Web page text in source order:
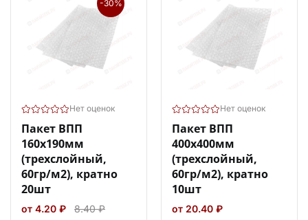
-30%
Нет оценок
Пакет ВПП
160х190мм
(трехслойный,
60гр/м2), кратно
20шт
от 4.20 ₽ 8.40 ₽
Нет оценок
Пакет ВПП
400х400мм
(трехслойный,
60гр/м2), кратно
10шт
от 20.40 ₽